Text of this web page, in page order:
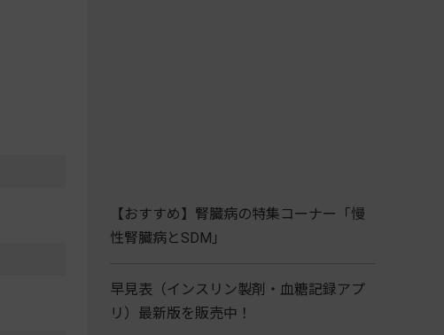
【おすすめ】腎臓病の特集コーナー「慢
性腎臓病とSDM」
早見表（インスリン製剤・血糖記録アプ
リ）最新版を販売中！